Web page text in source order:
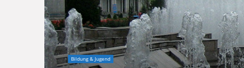
Bildung & Jugend